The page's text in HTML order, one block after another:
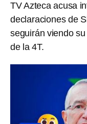
TV Azteca acusa
declaraciones de
seguirán viendo
de la 4T.